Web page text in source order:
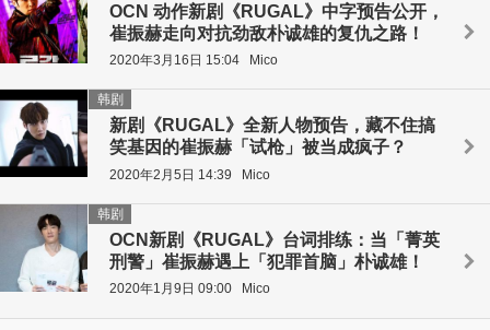
OCN 动作新剧《RUGAL》中字预告公开，
崔振赫走向对抗劲敌朴诚雄的复仇之路！
2020年3月16日 15:04 Mico
新剧《RUGAL》全新人物预告，藏不住搞
笑基因的崔振赫「试枪」被当成疯子？
韩剧
2020年2月5日 14:39 Mico
OCN新剧《RUGAL》台词排练：当「菁英
刑警」崔振赫遇上「犯罪首脑」朴诚雄！
韩剧
2020年1月9日 09:00 Mico